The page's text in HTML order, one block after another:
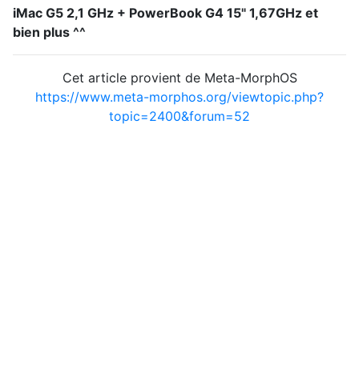
iMac G5 2,1 GHz + PowerBook G4 15" 1,67GHz et
bien plus ^^
Cet article provient de Meta-MorphOS
https://www.meta-morphos.org/viewtopic.php?
topic=2400&forum=52